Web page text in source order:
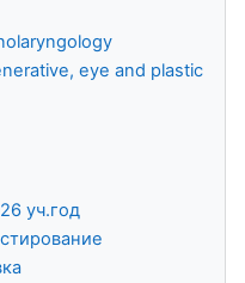
eye and plastic
уч.год